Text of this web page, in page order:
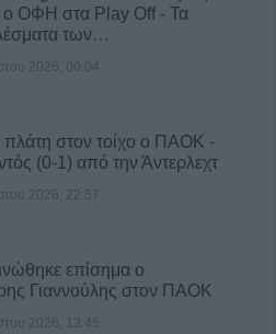
ο ΟΦΗ στα Play Off - Τα
των…
2026, 00:04
πλάτη στον τοίχο ο ΠΑΟΚ -
(0-1) από την Άντερλεχτ
2026, 22:57
επίσημα ο
Γιαννούλης στον ΠΑΟΚ
2026, 13:45